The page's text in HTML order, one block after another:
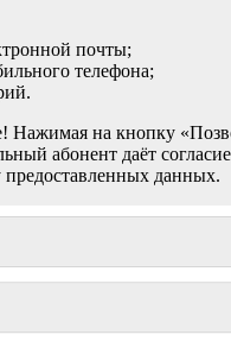
почты;
телефона;
Нажимая на кнопку
абонент даёт
предоставленных данных.